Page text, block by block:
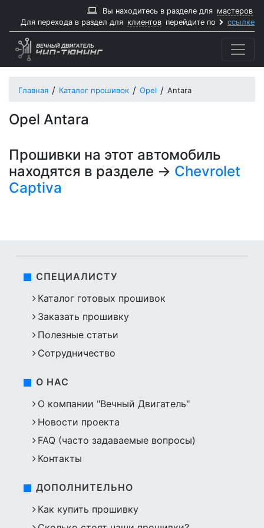
Вы находитесь в разделе для мастеров
Для перехода в раздел для клиентов перейдите по ссылке
Главная Каталог прошивок Opel Antara
Opel Antara
Прошивки на этот автомобиль
находятся в разделе -> Chevrolet
Captiva
СПЕЦИАЛИСТУ
Каталог готовых прошивок
Заказать прошивку
Полезные статьи
Сотрудничество
О НАС
О компании "Вечный Двигатель"
Новости проекта
FAQ (часто задаваемые вопросы)
Контакты
ДОПОЛНИТЕЛЬНО
Как купить прошивку